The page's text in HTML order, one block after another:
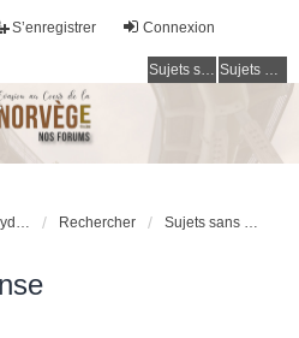
Connexion
S’enregistrer
Sujets sans réponse Sujets actifs
https://dailydigesthub.com Rechercher Sujets sans réponse